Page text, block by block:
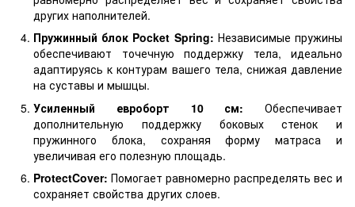
других наполнителей.
Пружинный блок Pocket Spring: Независимые пружины
обеспечивают точечную поддержку тела, идеально
адаптируясь к контурам вашего тела, снижая давление
на суставы и мышцы.
Усиленный евроборт 10 см: Обеспечивает
дополнительную поддержку боковых стенок и
пружинного блока, сохраняя форму матраса и
увеличивая его полезную площадь.
ProtectCover: Помогает равномерно распределять вес и
сохраняет свойства других слоев.